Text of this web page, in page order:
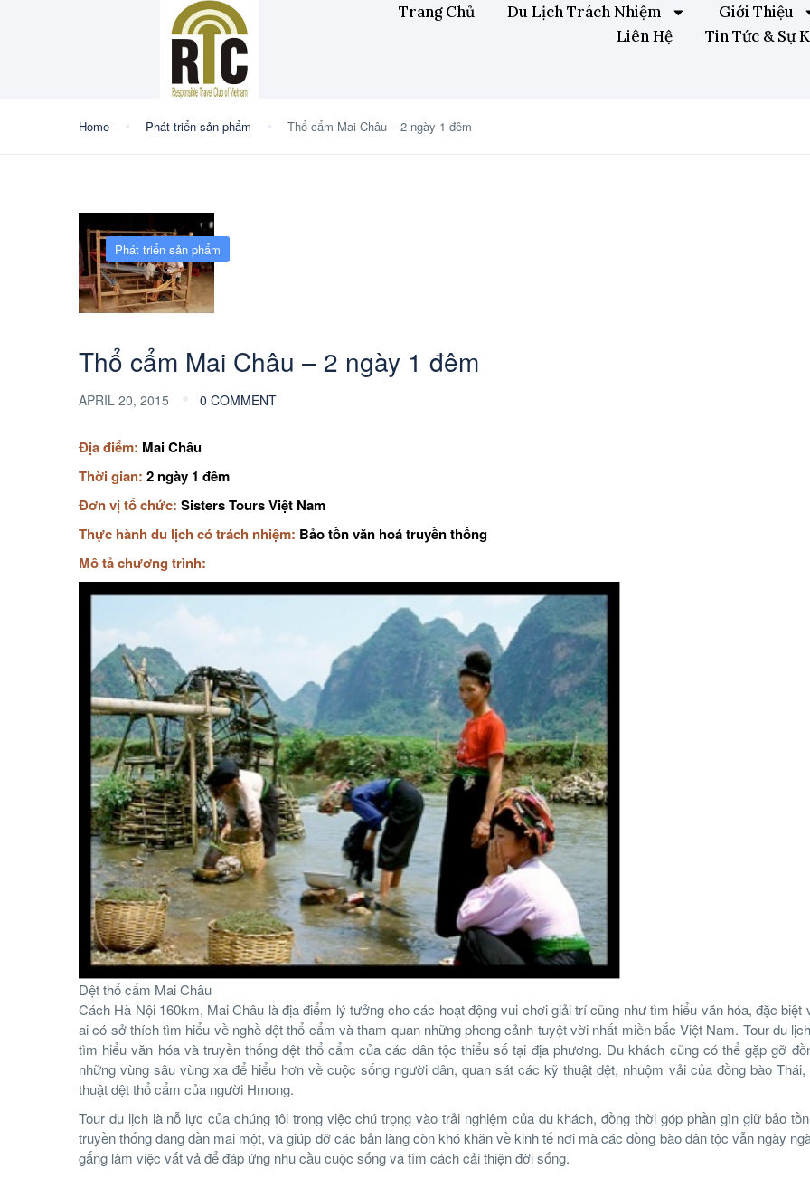
Trang Chủ Du Lịch Trách Nhiệm
Giới Thiệu
Liên Hệ
Tin Tức & Sự
Home Phát triển sản phẩm Thổ cẩm Mai Châu – 2 ngày 1 đêm
Phát triển sản phẩm
Thổ cẩm Mai Châu – 2 ngày 1 đêm
APRIL 20, 2015 0 COMMENT
Địa điểm: Mai Châu
Thời gian: 2 ngày 1 đêm
Đơn vị tổ chức: Sisters Tours Việt Nam
Thực hành du lịch có trách nhiệm: Bảo tồn văn hoá truyền thống
Mô tả chương trình:
Dệt thổ cẩm Mai Châu
Cách Hà Nội 160km, Mai Châu là địa điểm lý tưởng cho các hoạt động vui chơi giải trí cũng như tìm hiểu văn hóa, đặc biệt
ai có sở thích tìm hiểu về nghề dệt thổ cẩm và tham quan những phong cảnh tuyệt vời nhất miền bắc Việt Nam. Tour du
tìm hiểu văn hóa và truyền thống dệt thổ cẩm của các dân tộc thiểu số tại địa phương. Du khách cũng có thể gặp gỡ
những vùng sâu vùng xa để hiểu hơn về cuộc sống người dân, quan sát các kỹ thuật dệt, nhuộm vải của đồng bào Thái,
thuật dệt thổ cẩm của người Hmong.
Tour du lịch là nỗ lực của chúng tôi trong việc chú trọng vào trải nghiệm của du khách, đồng thời góp phần gìn giữ bảo
truyền thống đang dần mai một, và giúp đỡ các bản làng còn khó khăn về kinh tế nơi mà các đồng bào dân tộc vẫn ngày
gắng làm việc vất vả để đáp ứng nhu cầu cuộc sống và tìm cách cải thiện đời sống.